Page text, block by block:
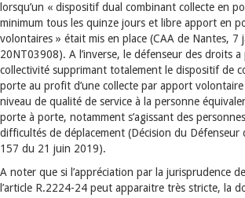
lorsqu’un « dispositif dual combinant collecte en
minimum tous les quinze jours et libre apport en
volontaires » était mis en place (CAA de Nantes, 7
20NT03908). A l’inverse, le défenseur des droits a
collectivité supprimant totalement le dispositif de
porte au profit d’une collecte par apport volontaire
niveau de qualité de service à la personne
porte à porte, notamment s’agissant des
difficultés de déplacement (Décision du Défenseur
157 du 21 juin 2019).
A noter que si l’appréciation par la jurisprudence
l’article R.2224-24 peut apparaitre très stricte, la